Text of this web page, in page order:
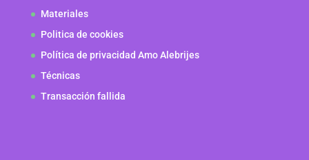
Materiales
Politica de cookies
Política de privacidad Amo Alebrijes
Técnicas
Transacción fallida